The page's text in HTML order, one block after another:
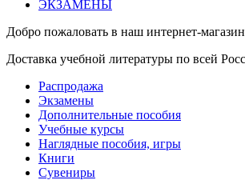
ЭКЗАМЕНЫ
Добро пожаловать в наш интернет-
Доставка учебной литературы по всей
Распродажа
Экзамены
Дополнительные пособия
Учебные курсы
Наглядные пособия, игры
Книги
Сувениры